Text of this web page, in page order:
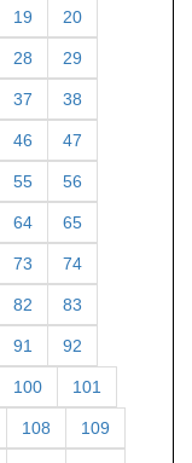
19 20
28 29
37 38
46 47
55 56
64 65
73 74
82 83
91 92
100 101
108 109